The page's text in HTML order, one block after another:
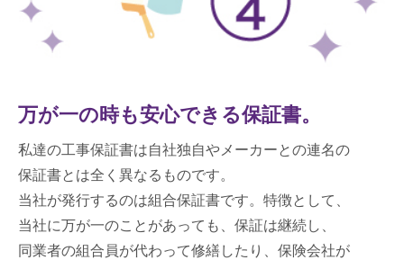
万が一の時も安心できる保証書。
私達の工事保証書は自社独自やメーカーとの連名の
保証書とは全く異なるものです。
当社が発行するのは組合保証書です。特徴として、
当社に万が一のことがあっても、保証は継続し、
同業者の組合員が代わって修繕したり、保険会社が